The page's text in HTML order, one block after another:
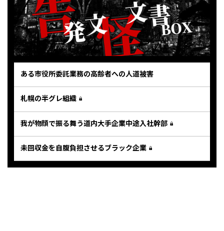
ある市役所委託業務の高齢者への人道被害
札幌の半グレ組織
我が物顔で振る舞う道内大手企業中途入社幹部
未回収金を自腹負担させるブラック企業